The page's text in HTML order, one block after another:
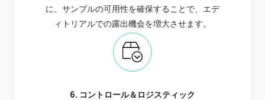
に、サンプルの可用性を確保することで、エデ
ィトリアルでの露出機会を増大させます。
6. コントロール＆ロジスティック